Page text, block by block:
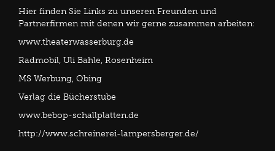
Hier finden Sie Links zu unseren Freunden und
Partnerfirmen mit denen wir gerne zusammen arbeiten:
www.theaterwasserburg.de
Radmobil, Uli Bahle, Rosenheim
MS Werbung, Obing
Verlag die Bücherstube
www.bebop-schallplatten.de
http://www.schreinerei-lampersberger.de/